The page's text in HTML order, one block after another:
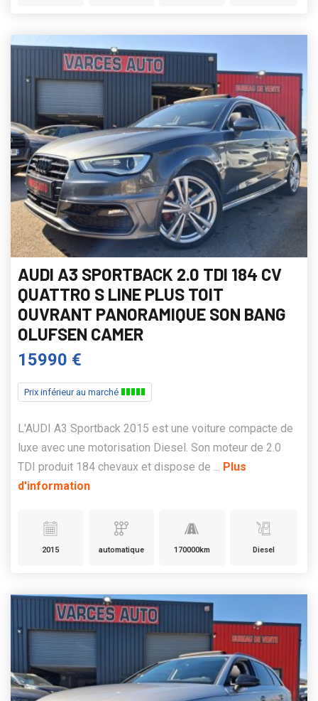
AUDI A3 SPORTBACK 2.0 TDI 184 CV
QUATTRO S LINE PLUS TOIT
OUVRANT PANORAMIQUE SON BANG
OLUFSEN CAMER
15990 €
Prix inférieur au marché
L'AUDI A3 Sportback 2015 est une voiture compacte de
luxe avec une motorisation Diesel. Son moteur de 2.0
TDI produit 184 chevaux et dispose de ... Plus
d'information
2015 automatique 170000km Diesel